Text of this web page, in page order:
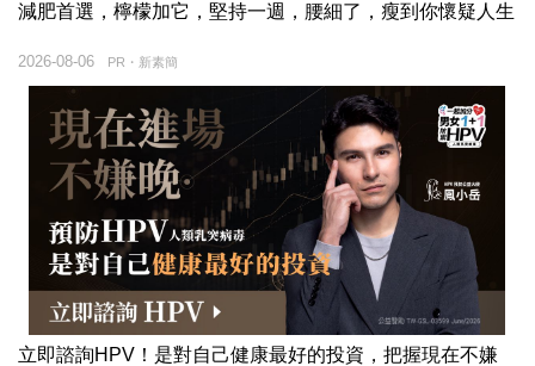
減肥首選，檸檬加它，堅持一週，腰細了，瘦到你懷疑人生
PR・新素簡
2026-08-06
立即諮詢HPV！是對自己健康最好的投資，把握現在不嫌